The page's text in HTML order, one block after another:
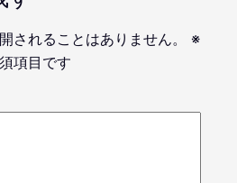
されることはありません。
※
項目です